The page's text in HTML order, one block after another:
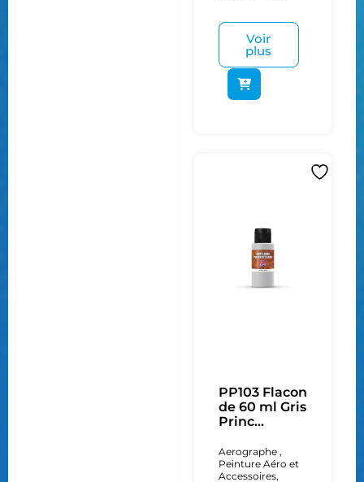
Voir
plus
PP103 Flacon
de 60 ml Gris
Princ...
Aerographe ,
Peinture Aéro et
Accessoires,